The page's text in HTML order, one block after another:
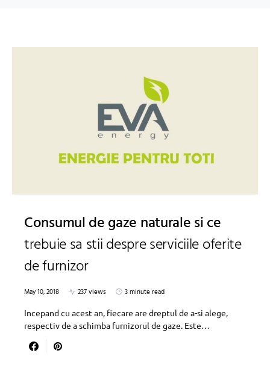
Consumul de gaze naturale si ce
trebuie sa stii despre serviciile oferite
de furnizor
May 10, 2018 237 views
3 minute read
Incepand cu acest an, fiecare are dreptul de a-si alege,
respectiv de a schimba furnizorul de gaze. Este…